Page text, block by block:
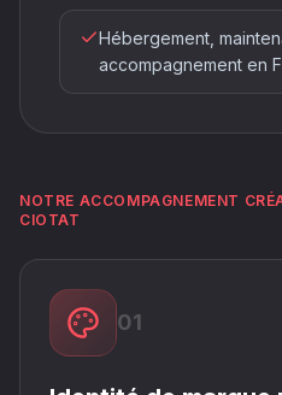
Hébergement,
accompagnement en
NOTRE ACCOMPAGNEMENT
CIOTAT
01